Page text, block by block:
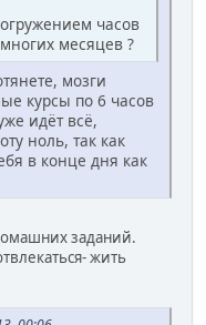
часов
месяцев ?
мозги
курсы по 6 часов
идёт всё,
ноль, так как
в конце дня как
заданий.
жить